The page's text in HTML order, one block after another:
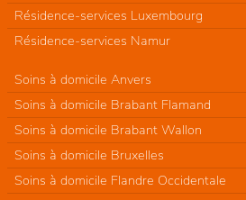
Résidence-services Luxembourg
Résidence-services Namur
Soins à domicile Anvers
Soins à domicile Brabant Flamand
Soins à domicile Brabant Wallon
Soins à domicile Bruxelles
Soins à domicile Flandre Occidentale